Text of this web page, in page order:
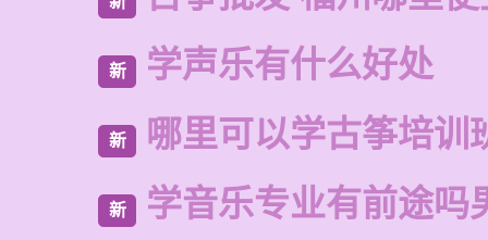
新 学声乐有什么好处
新 哪里可以学古筝培训
新 学音乐专业有前途吗